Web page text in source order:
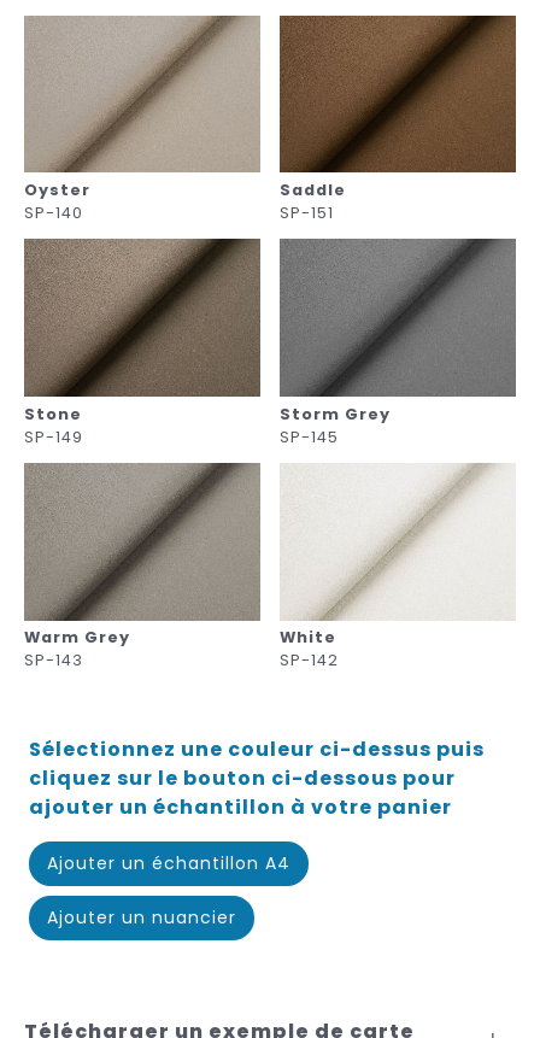
Oyster
SP-140
Saddle
SP-151
Stone
SP-149
Storm Grey
SP-145
Warm Grey
SP-143
White
SP-142
Sélectionnez une couleur ci-dessus puis
cliquez sur le bouton ci-dessous pour
ajouter un échantillon à votre panier
Ajouter un échantillon A4
Ajouter un nuancier
Télécharger un exemple de carte